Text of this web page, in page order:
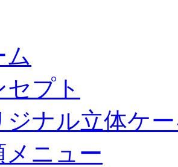
ム
セプト
ジナル立体ケ
メニュー